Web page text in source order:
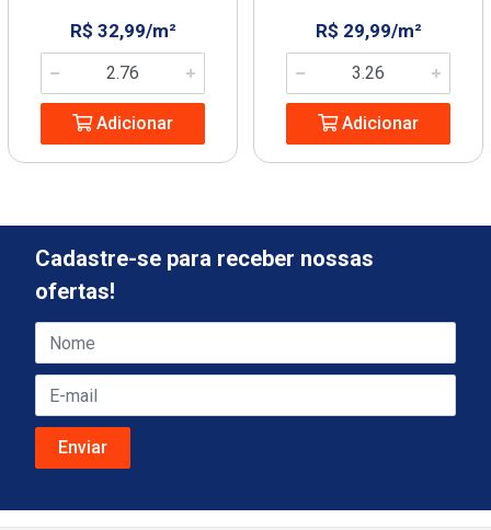
R$ 32,99/m²
Adicionar
R$ 29,99/m²
Adicionar
Cadastre-se para receber nossas
ofertas!